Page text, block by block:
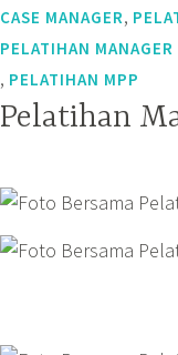
CASE MANAGER,
PELATIHAN
, PELATIHAN MPP
Pelatihan